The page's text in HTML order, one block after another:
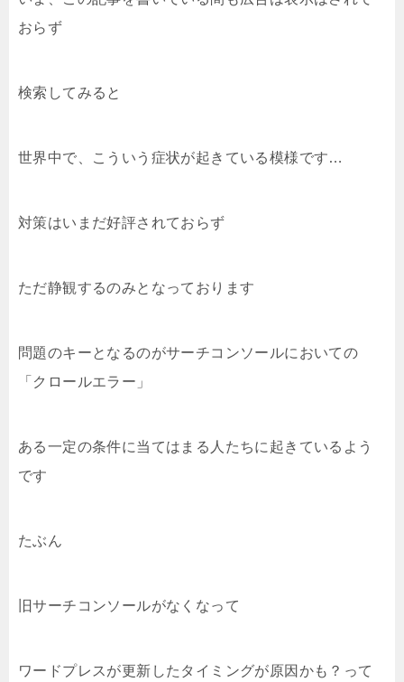
おらず
検索してみると
世界中で、こういう症状が起きている模様です…
対策はいまだ好評されておらず
ただ静観するのみとなっております
問題のキーとなるのがサーチコンソールにおいての
「クロールエラー」
ある一定の条件に当てはまる人たちに起きているよう
です
たぶん
旧サーチコンソールがなくなって
ワードプレスが更新したタイミングが原因かも？って